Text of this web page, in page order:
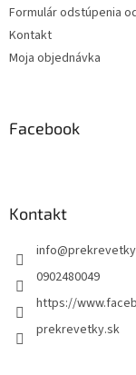
Formulár odstúpenia
Kontakt
Moja objednávka
Facebook
Kontakt
info@
0902480049
https://
prekrevetky.sk